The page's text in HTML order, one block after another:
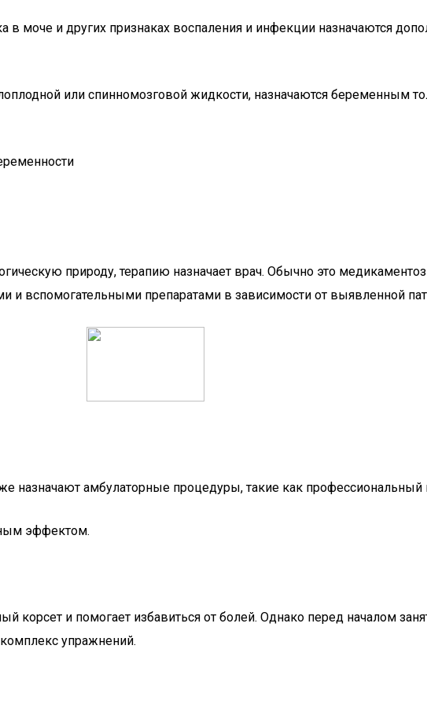
и других признаках воспаления и инфекции назначаются
или спинномозговой жидкости, назначаются беременным
природу, терапию назначает врач. Обычно это
и вспомогательными препаратами в зависимости от выявленной
назначают амбулаторные процедуры, такие как профессиональный
эффектом.
и помогает избавиться от болей. Однако перед началом
упражнений.